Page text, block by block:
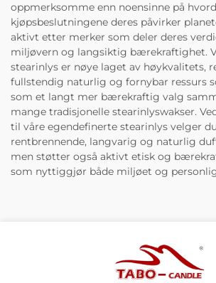
oppmerksomme enn noensinne på
kjøpsbeslutningene deres påvirker
aktivt etter merker som deler deres
miljøvern og langsiktig bærekraftighet.
stearinlys er nøye laget av høykvalitets,
fullstendig naturlig og fornybar ressurs
som et langt mer bærekraftig valg
mange tradisjonelle stearinlyswakser.
til våre egendefinerte stearinlys velger
rentbrennende, langvarig og naturlig
men støtter også aktivt etisk og
som nyttiggjør både miljøet og